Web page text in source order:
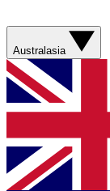
Australasia